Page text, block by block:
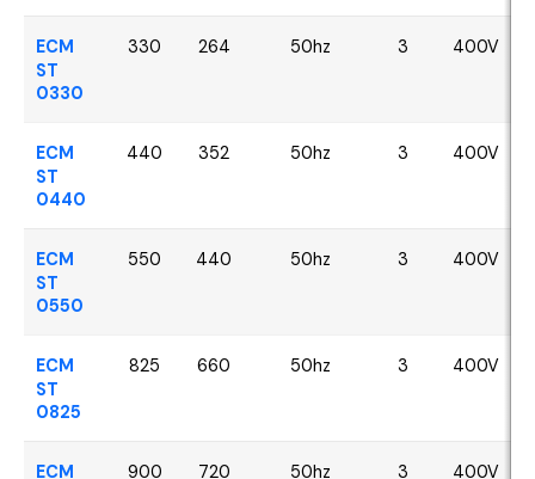
ECM
ST
0330
330 264 50hz 3 400V
ECM
ST
0440
440 352 50hz 3 400V
ECM
ST
0550
550 440 50hz 3 400V
ECM
ST
0825
825 660 50hz 3 400V
ECM
900 720 50hz 3 400V